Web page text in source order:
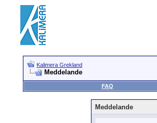
Kalimera Grekland
Meddelande
FAQ
Meddelande